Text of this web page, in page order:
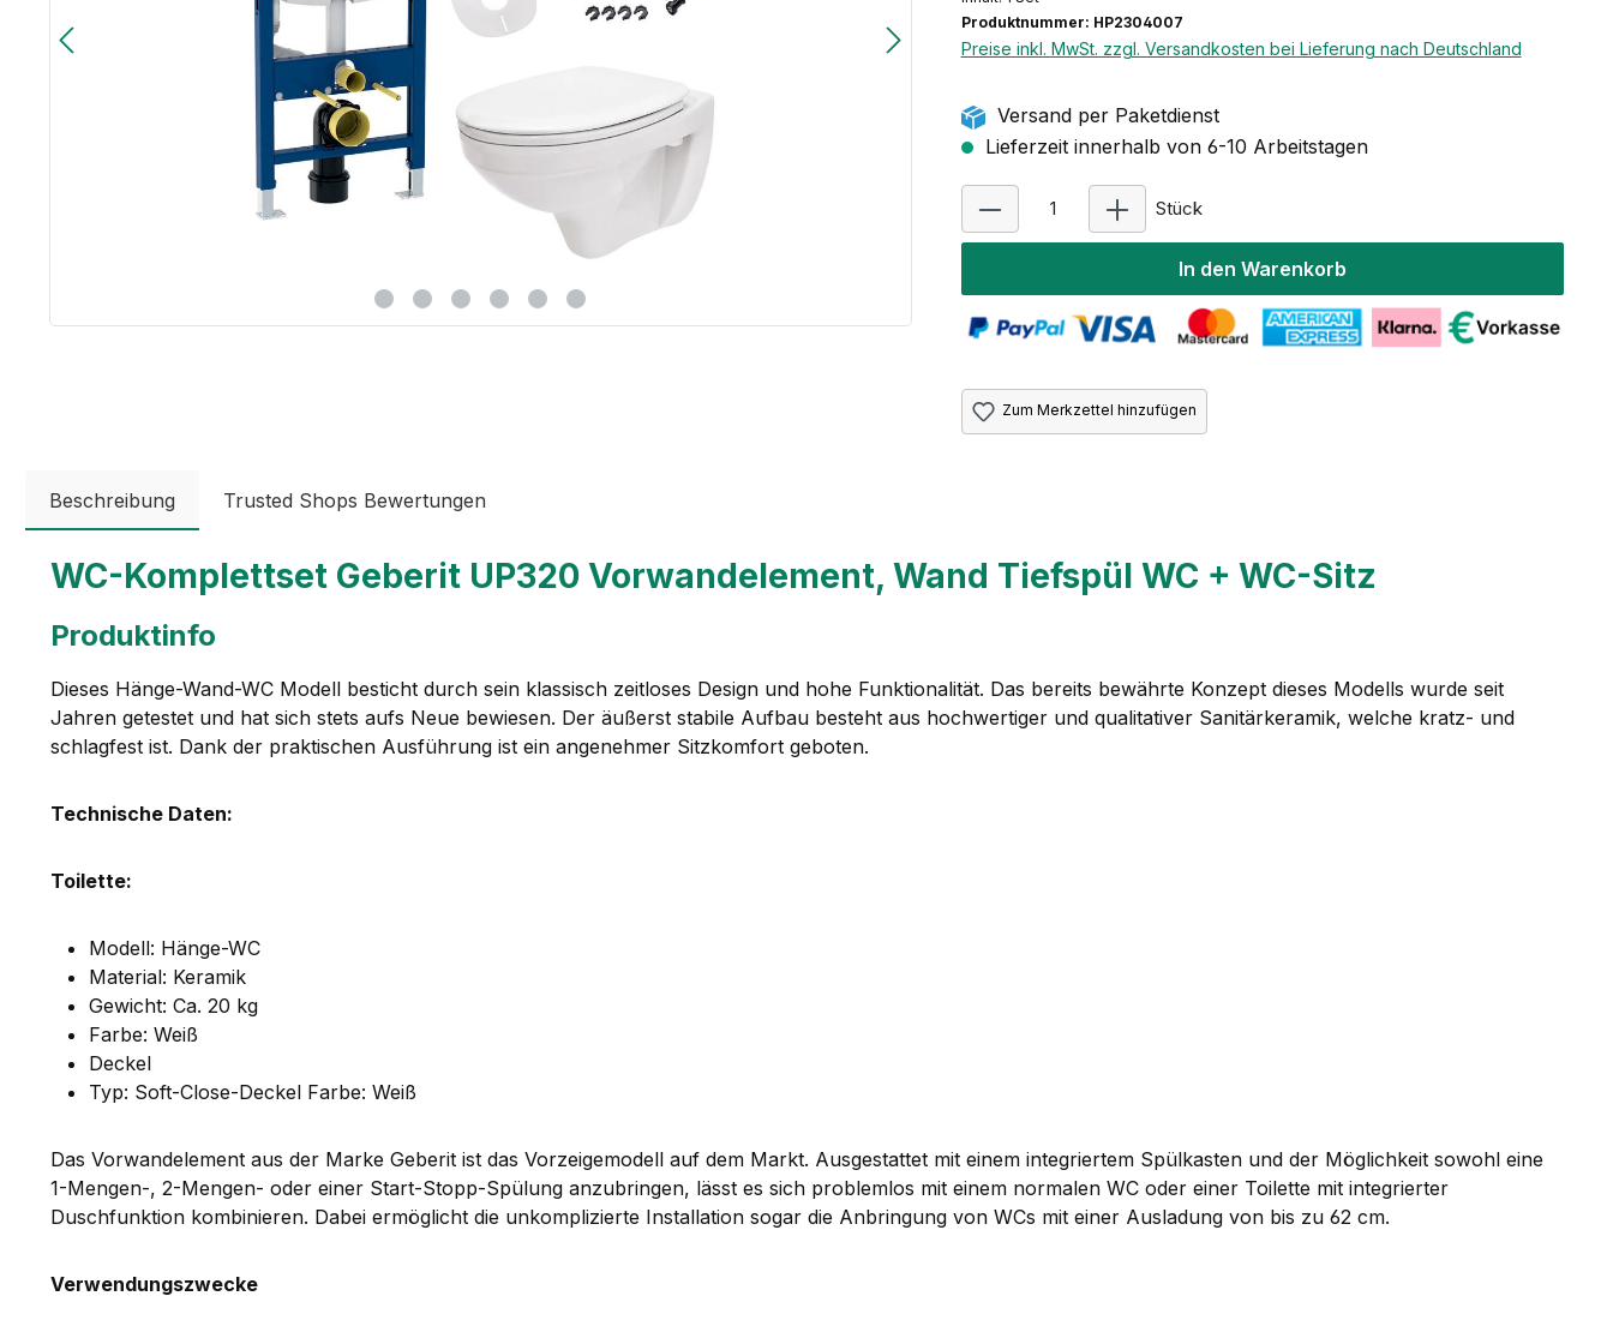
Produktnummer: HP2304007
Preise inkl. MwSt. zzgl. Versandkosten bei Lieferung nach Deutschland
Versand per Paketdienst
Lieferzeit innerhalb von 6-10 Arbeitstagen
Stück
In den Warenkorb
Zum Merkzettel hinzufügen
Beschreibung Trusted Shops Bewertungen
WC-Komplettset Geberit UP320 Vorwandelement, Wand Tiefspül WC + WC-Sitz
Produktinfo
Dieses Hänge-Wand-WC Modell besticht durch sein klassisch zeitloses Design und hohe Funktionalität. Das bereits bewährte Konzept dieses Modells wurde seit
Jahren getestet und hat sich stets aufs Neue bewiesen. Der äußerst stabile Aufbau besteht aus hochwertiger und qualitativer Sanitärkeramik, welche kratz- und
schlagfest ist. Dank der praktischen Ausführung ist ein angenehmer Sitzkomfort geboten.
Technische Daten:
Toilette:
Modell: Hänge-WC
Material: Keramik
Gewicht: Ca. 20 kg
Farbe: Weiß
Deckel
Typ: Soft-Close-Deckel Farbe: Weiß
Das Vorwandelement aus der Marke Geberit ist das Vorzeigemodell auf dem Markt. Ausgestattet mit einem integriertem Spülkasten und der Möglichkeit sowohl eine
1-Mengen-, 2-Mengen- oder einer Start-Stopp-Spülung anzubringen, lässt es sich problemlos mit einem normalen WC oder einer Toilette mit integrierter
Duschfunktion kombinieren. Dabei ermöglicht die unkomplizierte Installation sogar die Anbringung von WCs mit einer Ausladung von bis zu 62 cm.
Verwendungszwecke